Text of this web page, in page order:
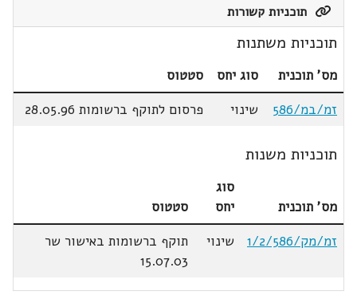
תוכניות קשורות
תוכניות משתנות
מס' תוכנית סוג יחס
סטטוס
זמ/במ/586
שינוי פרסום לתוקף ברשומות 28.05.96
תוכניות משנות
מס' תוכנית
סוג
יחס
סטטוס
זמ/מק/1/2/586
שינוי
תוקף ברשומות באישור שר
15.07.03